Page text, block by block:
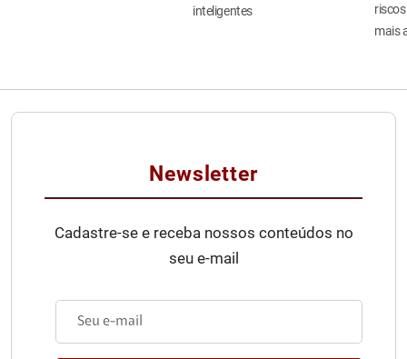
inteligentes
mais
Newsletter
Cadastre-se e receba nossos conteúdos no
seu e-mail